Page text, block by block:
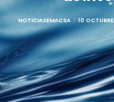
NOTICIASEMACSA 10